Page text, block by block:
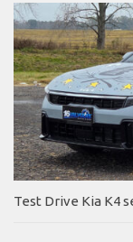
Test Drive Kia K4